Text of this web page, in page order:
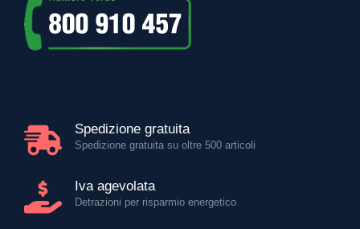
Spedizione gratuita
Spedizione gratuita su oltre 500 articoli
Iva agevolata
Detrazioni per risparmio energetico